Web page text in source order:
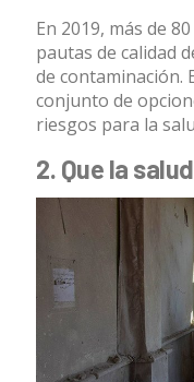
En 2019, más de
pautas de calidad
de contaminación.
conjunto de
riesgos para la
2. Que la